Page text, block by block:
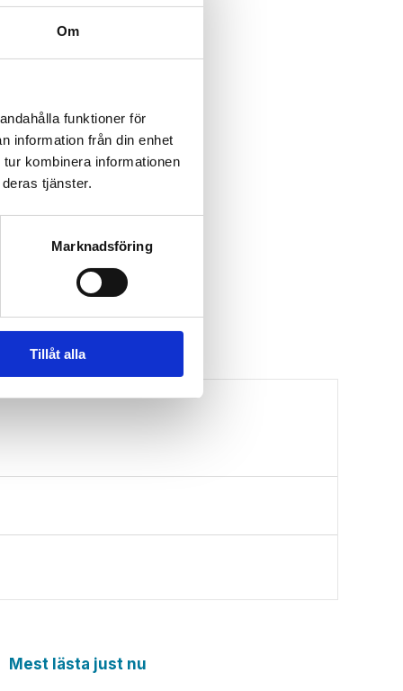
Om
funktioner för
information från din enhet
kombinera informationen
tjänster.
Marknadsföring
Tillåt alla
Mest lästa just nu